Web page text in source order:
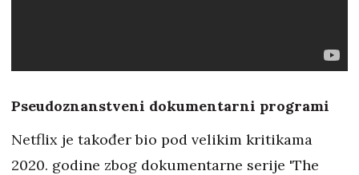
Pseudoznanstveni dokumentarni programi
Netflix je također bio pod velikim kritikama
2020. godine zbog dokumentarne serije 'The